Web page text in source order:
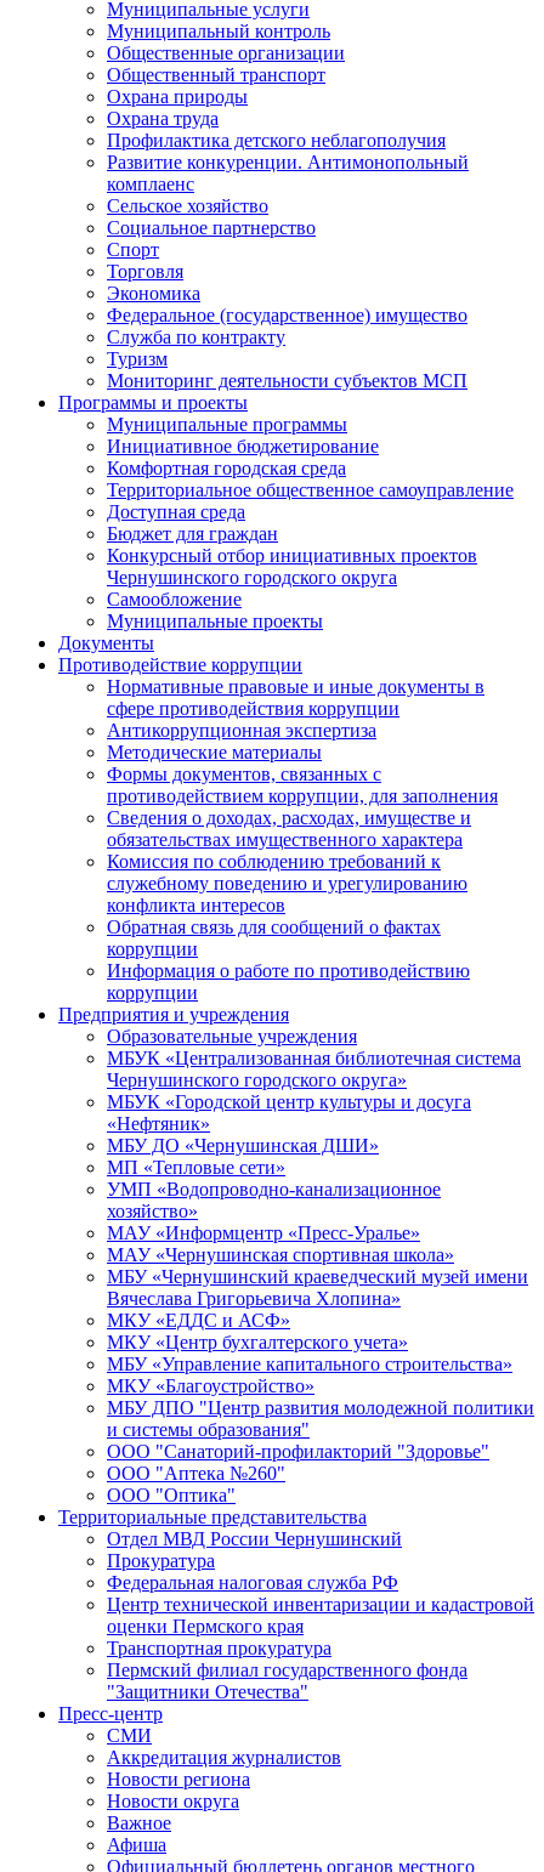
Муниципальные услуги
Муниципальный контроль
Общественные организации
Общественный транспорт
Охрана природы
Охрана труда
Профилактика детского неблагополучия
Развитие конкуренции. Антимонопольный
комплаенс
Сельское хозяйство
Социальное партнерство
Спорт
Торговля
Экономика
Федеральное (государственное) имущество
Служба по контракту
Туризм
Мониторинг деятельности субъектов МСП
Программы и проекты
Муниципальные программы
Инициативное бюджетирование
Комфортная городская среда
Территориальное общественное самоуправление
Доступная среда
Бюджет для граждан
Конкурсный отбор инициативных проектов
Чернушинского городского округа
Самообложение
Муниципальные проекты
Документы
Противодействие коррупции
Нормативные правовые и иные документы в
сфере противодействия коррупции
Антикоррупционная экспертиза
Методические материалы
Формы документов, связанных с
противодействием коррупции, для заполнения
Сведения о доходах, расходах, имуществе и
обязательствах имущественного характера
Комиссия по соблюдению требований к
служебному поведению и урегулированию
конфликта интересов
Обратная связь для сообщений о фактах
коррупции
Информация о работе по противодействию
коррупции
Предприятия и учреждения
Образовательные учреждения
МБУК «Централизованная библиотечная система
Чернушинского городского округа»
МБУК «Городской центр культуры и досуга
«Нефтяник»
МБУ ДО «Чернушинская ДШИ»
МП «Тепловые сети»
УМП «Водопроводно-канализационное
хозяйство»
МАУ «Информцентр «Пресс-Уралье»
МАУ «Чернушинская спортивная школа»
МБУ «Чернушинский краеведческий музей имени
Вячеслава Григорьевича Хлопина»
МКУ «ЕДДС и АСФ»
МКУ «Центр бухгалтерского учета»
МБУ «Управление капитального строительства»
МКУ «Благоустройство»
МБУ ДПО "Центр развития молодежной политики
и системы образования"
ООО "Санаторий-профилакторий "Здоровье"
ООО "Аптека №260"
ООО "Оптика"
Территориальные представительства
Отдел МВД России Чернушинский
Прокуратура
Федеральная налоговая служба РФ
Центр технической инвентаризации и кадастровой
оценки Пермского края
Транспортная прокуратура
Пермский филиал государственного фонда
"Защитники Отечества"
Пресс-центр
СМИ
Аккредитация журналистов
Новости региона
Новости округа
Важное
Афиша
Официальный бюллетень органов местного